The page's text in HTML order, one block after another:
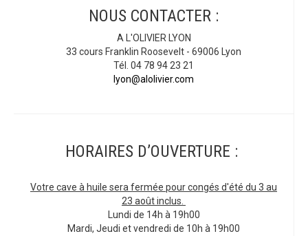
NOUS CONTACTER :
A L'OLIVIER LYON
33 cours Franklin Roosevelt - 69006 Lyon
Tél. 04 78 94 23 21
lyon@alolivier.com
HORAIRES D’OUVERTURE :
Votre cave à huile sera fermée pour congés d'été du 3 au
23 août inclus.
Lundi de 14h à 19h00
Mardi, Jeudi et vendredi de 10h à 19h00